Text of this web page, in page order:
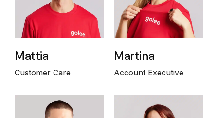
Mattia
Customer Care
Martina
Account Executive